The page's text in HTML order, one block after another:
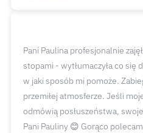
Pani Paulina profesjonalnie
stopami - wytłumaczyła co się
w jaki sposób mi pomoże.
przemiłej atmosferze. Jeśli
odmówią posłuszeństwa,
Pani Pauliny 😊 Gorąco